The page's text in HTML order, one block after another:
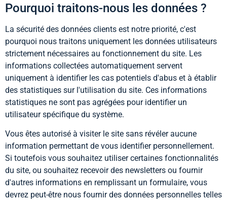
Pourquoi traitons-nous les données ?
La sécurité des données clients est notre priorité, c'est
pourquoi nous traitons uniquement les données utilisateurs
strictement nécessaires au fonctionnement du site. Les
informations collectées automatiquement servent
uniquement à identifier les cas potentiels d'abus et à établir
des statistiques sur l'utilisation du site. Ces informations
statistiques ne sont pas agrégées pour identifier un
utilisateur spécifique du système.
Vous êtes autorisé à visiter le site sans révéler aucune
information permettant de vous identifier personnellement.
Si toutefois vous souhaitez utiliser certaines fonctionnalités
du site, ou souhaitez recevoir des newsletters ou fournir
d'autres informations en remplissant un formulaire, vous
devrez peut-être nous fournir des données personnelles telles